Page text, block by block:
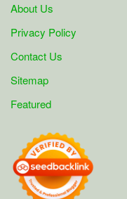
About Us
Privacy Policy
Contact Us
Sitemap
Featured